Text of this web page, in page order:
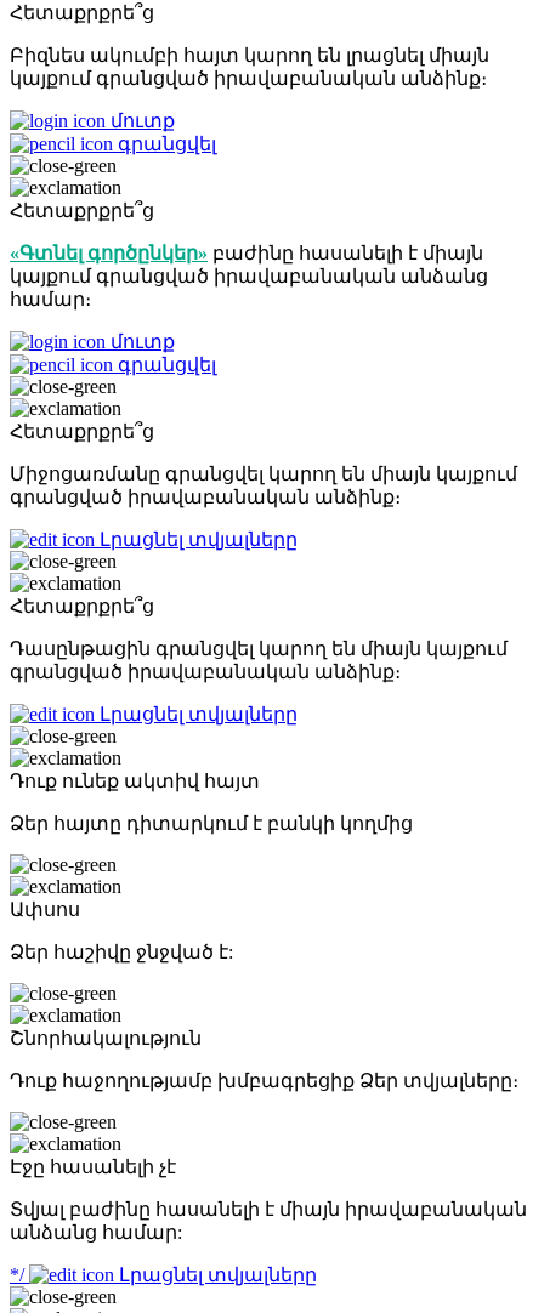
Հետաքրքրե՞ց
Բիզնես ակումբի հայտ կարող են լրացնել միայն
կայքում գրանցված իրավաբանական անձինք։
մուտք
գրանցվել
Հետաքրքրե՞ց
«Գտնել գործընկեր» բաժինը հասանելի է միայն
կայքում գրանցված իրավաբանական անձանց
համար։
մուտք
գրանցվել
Հետաքրքրե՞ց
Միջոցառմանը գրանցվել կարող են միայն կայքում
գրանցված իրավաբանական անձինք։
Լրացնել տվյալները
Հետաքրքրե՞ց
Դասընթացին գրանցվել կարող են միայն կայքում
գրանցված իրավաբանական անձինք։
Լրացնել տվյալները
Դուք ունեք ակտիվ հայտ
Ձեր հայտը դիտարկում է բանկի կողմից
Ափսոս
Ձեր հաշիվը ջնջված է:
Շնորհակալություն
Դուք հաջողությամբ խմբագրեցիք Ձեր տվյալները։
Էջը հասանելի չէ
Տվյալ բաժինը հասանելի է միայն իրավաբանական
անձանց համար:
*/ Լրացնել տվյալները